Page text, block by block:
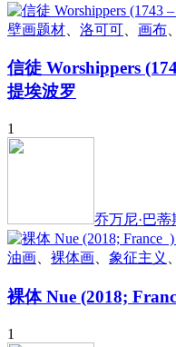
壁画题材 洛可可 画布
信徒 Worshippers
提埃波罗
1
乔万尼·巴蒂
油画 裸体画 象征主义
裸体 Nue (2018;
1